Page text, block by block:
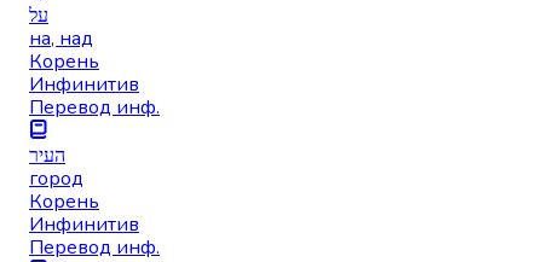
על
на, над
Корень
Инфинитив
Перевод инф.
העיר
город
Корень
Инфинитив
Перевод инф.